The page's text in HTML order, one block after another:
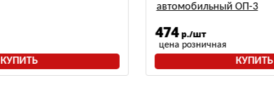
КУПИТЬ
автомобильный ОП-3
474 р./шт
цена розничная
КУПИТЬ